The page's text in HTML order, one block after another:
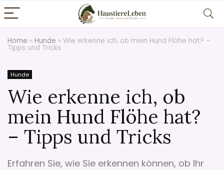
Home » Hunde » Wie erkenne ich, ob mein Hund Flöhe hat? –
Tipps und Tricks
Hunde
Wie erkenne ich, ob
mein Hund Flöhe hat?
– Tipps und Tricks
Erfahren Sie, wie Sie erkennen können, ob Ihr